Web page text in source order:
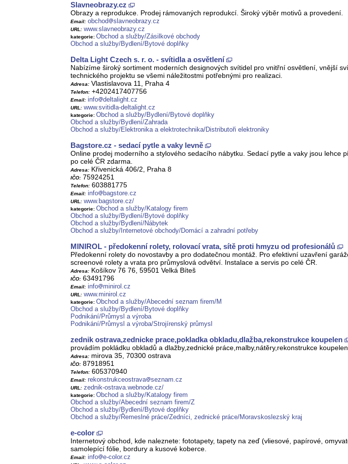
Slavneobrazy.cz
Obrazy a reprodukce. Prodej rámovaných reprodukcí. Široký výběr motivů a provedení.
Email: obchod slavneobrazy.cz
URL: www.slavneobrazy.cz
kategorie: Obchod a služby/Zásilkové obchody
Obchod a služby/Bydlení/Bytové doplňky
Delta Light Czech s. r. o. - svítidla a osvětlení
Nabízíme široký sortiment moderních designových svítidel pro vnitřní osvětlení, vnější
technického projektu se všemi náležitostmi potřebnými pro realizaci.
Adresa: Vlastislavova 11, Praha 4
Telefon: +4202417407756
Email: info deltalight.cz
URL: www.svitidla-deltalight.cz
kategorie: Obchod a služby/Bydlení/Bytové doplňky
Obchod a služby/Bydlení/Zahrada
Obchod a služby/Elektronika a elektrotechnika/Distributoři elektroniky
Bagstore.cz - sedací pytle a vaky levně
Online prodej moderního a stylového sedacího nábytku. Sedací pytle a vaky jsou
po celé ČR zdarma.
Adresa: Křivenická 406/2, Praha 8
IČO: 75924251
Telefon: 603881775
Email: info bagstore.cz
URL: www.bagstore.cz/
kategorie: Obchod a služby/Katalogy firem
Obchod a služby/Bydlení/Bytové doplňky
Obchod a služby/Bydlení/Nábytek
Obchod a služby/Internetové obchody/Domácí a zahradní potřeby
MINIROL - předokenní rolety, rolovací vrata, sítě proti hmyzu od profesionálů
Předokenní rolety do novostavby a pro dodatečnou montáž. Pro efektivní uzavření
screenové rolety a vrata pro průmyslová odvětví. Instalace a servis po celé ČR.
Adresa: Košíkov 76 76, 59501 Velká Bíteš
IČO: 63491796
Email: info minirol.cz
URL: www.minirol.cz
kategorie: Obchod a služby/Abecední seznam firem/M
Obchod a služby/Bydlení/Bytové doplňky
Podnikání/Průmysl a výroba
Podnikání/Průmysl a výroba/Strojírenský průmysl
zednik ostrava,zednicke prace,pokladka obkladu,dlažba,rekonstrukce koupelen
provádím pokládku obkladů a dlažby,zednické práce,malby,nátěry,rekonstrukce
Adresa: mirova 35, 70300 ostrava
IČO: 87918951
Telefon: 605370940
Email: rekonstrukceostrava seznam.cz
URL: zednik-ostrava.webnode.cz/
kategorie: Obchod a služby/Katalogy firem
Obchod a služby/Abecední seznam firem/Z
Obchod a služby/Bydlení/Bytové doplňky
Obchod a služby/Řemeslné práce/Zedníci, zednické práce/Moravskoslezský kraj
e-color
Internetový obchod, kde naleznete: fototapety, tapety na zeď (vliesové, papírové,
samolepící fólie, bordury a kusové koberce.
Email: info e-color.cz